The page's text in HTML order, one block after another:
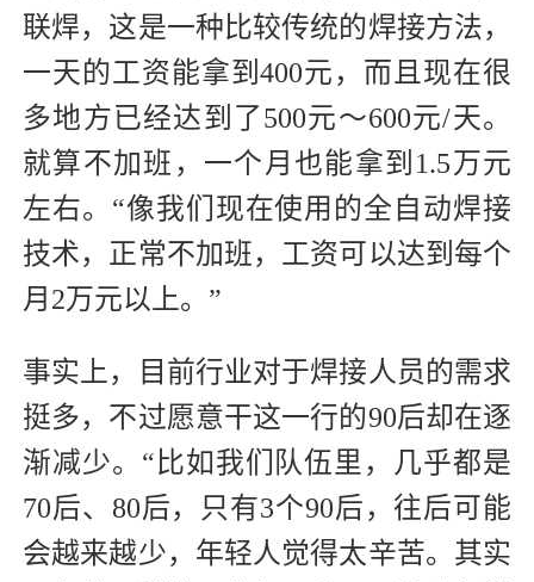
联焊，这是一种比较传统的焊接方法，
一天的工资能拿到400元，而且现在很
多地方已经达到了500元～600元/天。
就算不加班，一个月也能拿到1.5万元
左右。“像我们现在使用的全自动焊接
技术，正常不加班，工资可以达到每个
月2万元以上。”
事实上，目前行业对于焊接人员的需求
挺多，不过愿意干这一行的90后却在逐
渐减少。“比如我们队伍里，几乎都是
70后、80后，只有3个90后，往后可能
会越来越少，年轻人觉得太辛苦。其实